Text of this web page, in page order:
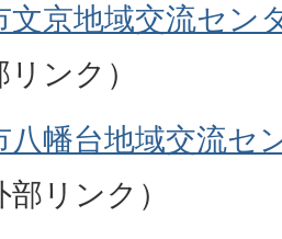
文京地域交流セン
リンク）
八幡台地域交流セ
部リンク）